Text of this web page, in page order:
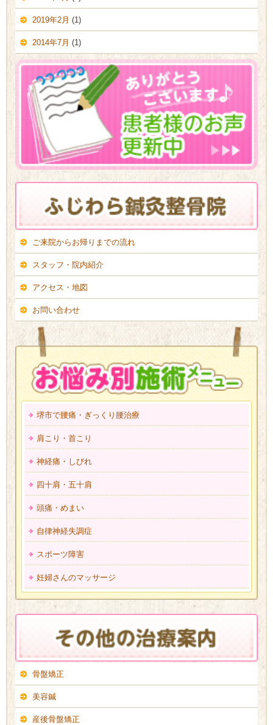
2019年2月 (1)
2014年7月 (1)
ご来院からお帰りまでの流れ
スタッフ・院内紹介
アクセス・地図
お問い合わせ
堺市で腰痛・ぎっくり腰治療
肩こり・首こり
神経痛・しびれ
四十肩・五十肩
頭痛・めまい
自律神経失調症
スポーツ障害
妊婦さんのマッサージ
骨盤矯正
美容鍼
産後骨盤矯正